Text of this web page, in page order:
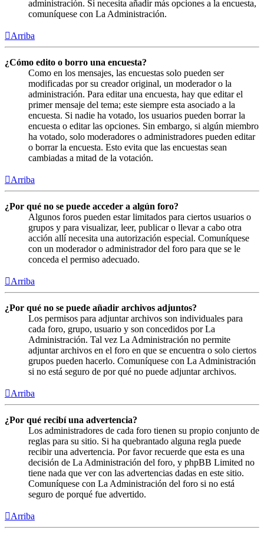
administración. Si necesita añadir más opciones a la encuesta,
comuníquese con La Administración.
Arriba
¿Cómo edito o borro una encuesta?
Como en los mensajes, las encuestas solo pueden ser
modificadas por su creador original, un moderador o la
administración. Para editar una encuesta, hay que editar el
primer mensaje del tema; este siempre esta asociado a la
encuesta. Si nadie ha votado, los usuarios pueden borrar la
encuesta o editar las opciones. Sin embargo, si algún miembro
ha votado, solo moderadores o administradores pueden editar
o borrar la encuesta. Esto evita que las encuestas sean
cambiadas a mitad de la votación.
Arriba
¿Por qué no se puede acceder a algún foro?
Algunos foros pueden estar limitados para ciertos usuarios o
grupos y para visualizar, leer, publicar o llevar a cabo otra
acción allí necesita una autorización especial. Comuníquese
con un moderador o administrador del foro para que se le
conceda el permiso adecuado.
Arriba
¿Por qué no se puede añadir archivos adjuntos?
Los permisos para adjuntar archivos son individuales para
cada foro, grupo, usuario y son concedidos por La
Administración. Tal vez La Administración no permite
adjuntar archivos en el foro en que se encuentra o solo ciertos
grupos pueden hacerlo. Comuníquese con La Administración
si no está seguro de por qué no puede adjuntar archivos.
Arriba
¿Por qué recibí una advertencia?
Los administradores de cada foro tienen su propio conjunto de
reglas para su sitio. Si ha quebrantado alguna regla puede
recibir una advertencia. Por favor recuerde que esta es una
decisión de La Administración del foro, y phpBB Limited no
tiene nada que ver con las advertencias dadas en este sitio.
Comuníquese con La Administración del foro si no está
seguro de porqué fue advertido.
Arriba